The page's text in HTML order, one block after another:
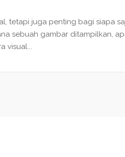
tetapi juga penting bagi siapa
sebuah gambar ditampilkan,